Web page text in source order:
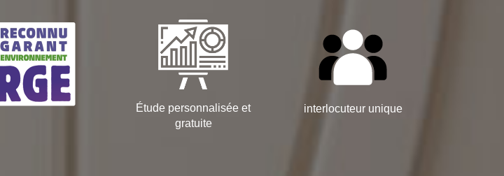
Étude personnalisée et
gratuite
interlocuteur unique